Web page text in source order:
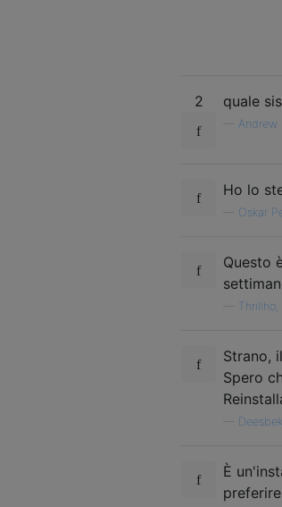
2 quale
Andrew
Ho lo
Oskar
Questo
Thrillho,
Strano,
Spero
Deesbek,
È